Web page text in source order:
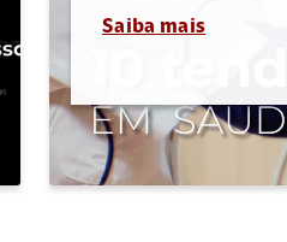
Saiba mais